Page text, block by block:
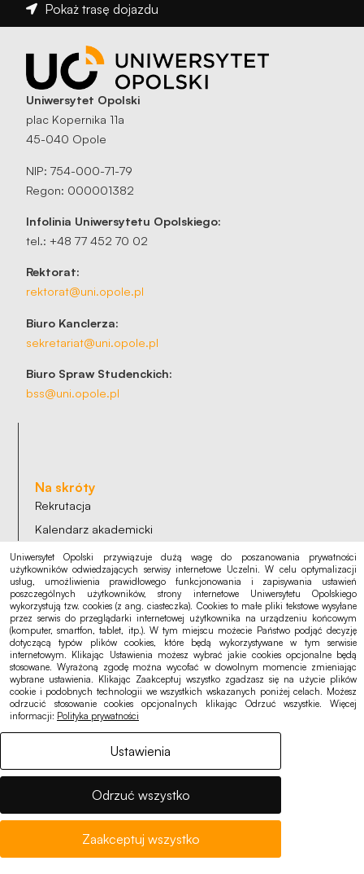
Pokaż trasę dojazdu
Uniwersytet Opolski
plac Kopernika 11a
45-040 Opole
NIP: 754-000-71-79
Regon: 000001382
Infolinia Uniwersytetu Opolskiego:
tel.: +48 77 452 70 02
Rektorat:
rektorat@uni.opole.pl
Biuro Kanclerza:
sekretariat@uni.opole.pl
Biuro Spraw Studenckich:
bss@uni.opole.pl
Na skróty
Rekrutacja
Kalendarz akademicki
Punkt logowania eduroam
Ogłoszenia, oferty
Deklaracja dostępności
Polityka cookies
Polityka prywatności
RODO
Uniwersytet Opolski przywiązuje dużą wagę do poszanowania prywatności
użytkowników odwiedzających serwisy internetowe Uczelni. W celu optymalizacji
usług, umożliwienia prawidłowego funkcjonowania i zapisywania ustawień
poszczególnych użytkowników, strony internetowe Uniwersytetu Opolskiego
wykorzystują tzw. cookies (z ang. ciasteczka). Cookies to małe pliki tekstowe wysyłane
przez serwis do przeglądarki internetowej użytkownika na urządzeniu końcowym
(komputer, smartfon, tablet, itp.). W tym miejscu możecie Państwo podjąć decyzję
dotyczącą typów plików cookies, które będą wykorzystywane w tym serwisie
internetowym. Klikając Ustawienia możesz wybrać jakie cookies opcjonalne będą
stosowane. Wyrażoną zgodę można wycofać w dowolnym momencie zmieniając
wybrane ustawienia. Klikając Zaakceptuj wszystko zgadzasz się na użycie plików
cookie i podobnych technologii we wszystkich wskazanych poniżej celach. Możesz
odrzucić stosowanie cookies opcjonalnych klikając Odrzuć wszystkie. Więcej
informacji: Polityka prywatności
Ustawienia
Odrzuć wszystko
Zaakceptuj wszystko